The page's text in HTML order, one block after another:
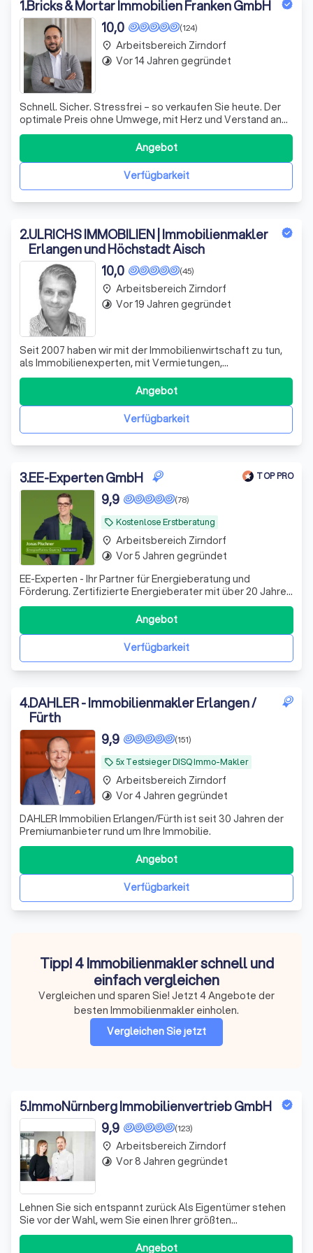
Immobilienmaklern in Zirndorf.
1.Bricks & Mortar Immobilien Franken GmbH
(124)
10,0
Schnell. Sicher. Stressfrei – so verkaufen Sie heute. Der
optimale Preis ohne Umwege, mit Herz und Verstand an
Ihrer Seite.
Verfügbarkeit
Angebot
place Arbeitsbereich Zirndorf
timelapse Vor 14 Jahren gegründet
2.ULRICHS IMMOBILIEN | Immobilienmakler
Erlangen und Höchstadt Aisch
(45)
10,0
Seit 2007 haben wir mit der Immobilienwirtschaft zu tun,
als Immobilienexperten, mit Vermietungen,
Verpachtungen, Käufen und Veräußerungen von
selbst Eigentümer verschiedener Objekttypen. In diesem
Zusammenhang bieten wir Ihnen professionelle Ber
Verfügbarkeit
Angebot
place Arbeitsbereich Zirndorf
timelapse Vor 19 Jahren gegründet
3.EE-Experten GmbH TOP PRO
local_offer Kostenlose Erstberatung
(78)
9,9
EE-Experten - Ihr Partner für Energieberatung und
Förderung. Zertifizierte Energieberater mit über 20 Jahren
Erfahrung. Wir machen Ihre Sanierung förderfähig,
Verfügbarkeit
Angebot
place Arbeitsbereich Zirndorf
timelapse Vor 5 Jahren gegründet
4.DAHLER - Immobilienmakler Erlangen /
Fürth
local_offer 5x Testsieger DISQ Immo-Makler
(151)
9,9
DAHLER Immobilien Erlangen/Fürth ist seit 30 Jahren der
Premiumanbieter rund um Ihre Immobilie.
Verfügbarkeit
Angebot
place Arbeitsbereich Zirndorf
timelapse Vor 4 Jahren gegründet
Tipp! 4 Immobilienmakler schnell und
einfach vergleichen
Vergleichen und sparen Sie! Jetzt 4 Angebote der
besten Immobilienmakler einholen.
Vergleichen Sie jetzt
5.ImmoNürnberg Immobilienvertrieb GmbH
(123)
9,9
Lehnen Sie sich entspannt zurück Als Eigentümer stehen
Sie vor der Wahl, wem Sie einen Ihrer größten
Vermögenswerte anvertrauen. Sie wollen Ihre Immobilie in
sicheren Händen wissen und sie zu einem guten Preis
Angebot
place Arbeitsbereich Zirndorf
timelapse Vor 8 Jahren gegründet